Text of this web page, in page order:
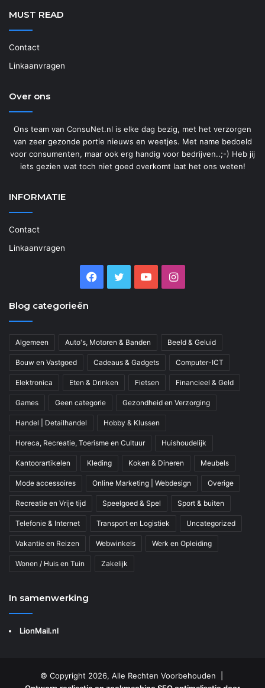
MUST READ
Contact
Linkaanvragen
Over ons
Ons team van ConsuNet.nl is elke dag bezig, met het verzorgen
van zeer gezonde portie nieuws en weetjes. Met name bedoeld
voor consumenten, maar ook erg handig voor bedrijven..;-) Heb jij
iets gezien wat toch niet goed overkomt laat het ons weten!
INFORMATIE
Contact
Linkaanvragen
Facebook
Twitter YouTubeInstagram
Blog categorieën
Algemeen Auto's, Motoren & Banden Beeld & Geluid
Bouw en Vastgoed Cadeaus & Gadgets Computer-ICT
Elektronica Eten & Drinken Fietsen Financieel & Geld
Games Geen categorie Gezondheid en Verzorging
Handel | Detailhandel Hobby & Klussen
Horeca, Recreatie, Toerisme en Cultuur Huishoudelijk
Kantoorartikelen Kleding Koken & Dineren Meubels
Mode accessoires Online Marketing | Webdesign Overige
Recreatie en Vrije tijd Speelgoed & Spel Sport & buiten
Telefonie & Internet Transport en Logistiek Uncategorized
Vakantie en Reizen Webwinkels Werk en Opleiding
Wonen / Huis en Tuin Zakelijk
In samenwerking
LionMail.nl
© Copyright 2026, Alle Rechten Voorbehouden |